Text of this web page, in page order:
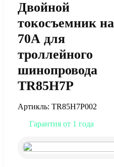
Двойной
токосъемник на
70А для
троллейного
шинопровода
TR85H7P
Артикль: TR85H7P002
Гарантия от 1 года